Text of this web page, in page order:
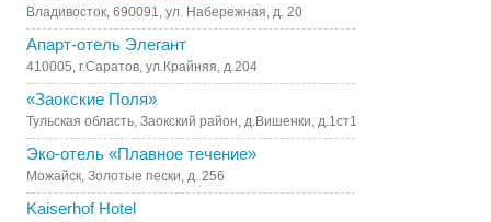
Владивосток, 690091, ул. Набережная, д. 20
Апарт-отель Элегант
410005, г.Саратов, ул.Крайняя, д.204
«Заокские Поля»
Тульская область, Заокский район, д.Вишенки, д.1ст1
Эко-отель «Плавное течение»
Можайск, Золотые пески, д. 256
Kaiserhof Hotel